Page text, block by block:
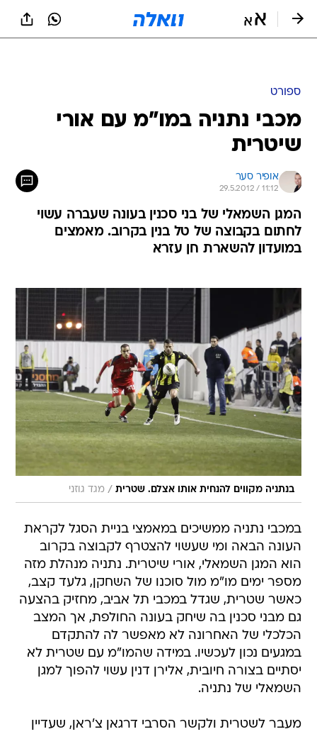
ספורט
מכבי נתניה במו"מ עם אורי
שיטרית
אופיר סער
29.5.2012 / 11:12
המגן השמאלי של בני סכנין בעונה שעברה עשוי
לחתום בקבוצה של טל בנין בקרוב. מאמצים
במועדון להשארת חן עזרא
בנתניה מקווים להנחית אותו אצלם. שטרית / מגד גוזני
במכבי נתניה ממשיכים במאמצי בניית הסגל לקראת
העונה הבאה ומי שעשוי להצטרף לקבוצה בקרוב
הוא המגן השמאלי, אורי שיטרית. נתניה מנהלת מזה
מספר ימים מו"מ מול סוכנו של השחקן, גלעד קצב,
כאשר שטרית, שגדל במכבי תל אביב, מחזיק בהצעה
גם מבני סכנין בה שיחק בעונה החולפת, אך המצב
הכלכלי של האחרונה לא מאפשר לה להתקדם
במגעים נכון לעכשיו. במידה שהמו"מ עם שטרית לא
יסתיים בצורה חיובית, אלירן דנין עשוי להפוך למגן
השמאלי של נתניה.
מעבר לשטרית ולקשר הסרבי דרגאן צ'ראן, שעדיין